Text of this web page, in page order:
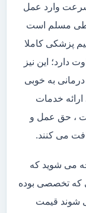
سرعت وارد عمل
مسلم است
پزشکی کاملا
دارد؛ این نیز
به خوبی
خدمات
، حق عمل و
می کنند.
می شوید که
که تخصصی بوده
شوند قیمت